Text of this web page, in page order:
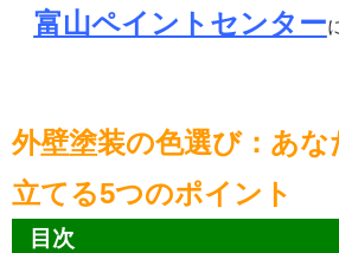
富山ペイントセンター
外壁塗装の色選び：あな
立てる5つのポイント
目次